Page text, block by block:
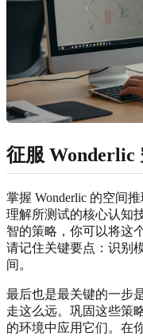
征服 Wonderlic
掌握 Wonderlic 的空间
理解所测试的核心认知
智的策略，你可以将这
请记住关键要点：识别
间。
最后也是最关键的一步
走这么远。巩固这些策
的环境中应用它们。在